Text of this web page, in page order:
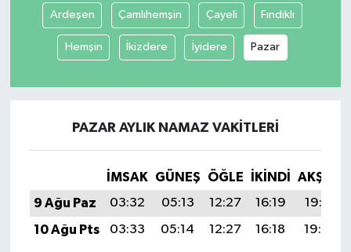
Ardeşen Çamlıhemşin Çayeli Fındıklı
Hemşin İkizdere İyidere Pazar
PAZAR AYLIK NAMAZ VAKITLERI
İMSAK GÜNEŞ ÖĞLE İKINDI
AKŞAM
9 Ağu Paz
03:32 05:13 12:27 16:19
19:32
10 Ağu Pts
03:33 05:14 12:27 16:18 19:30